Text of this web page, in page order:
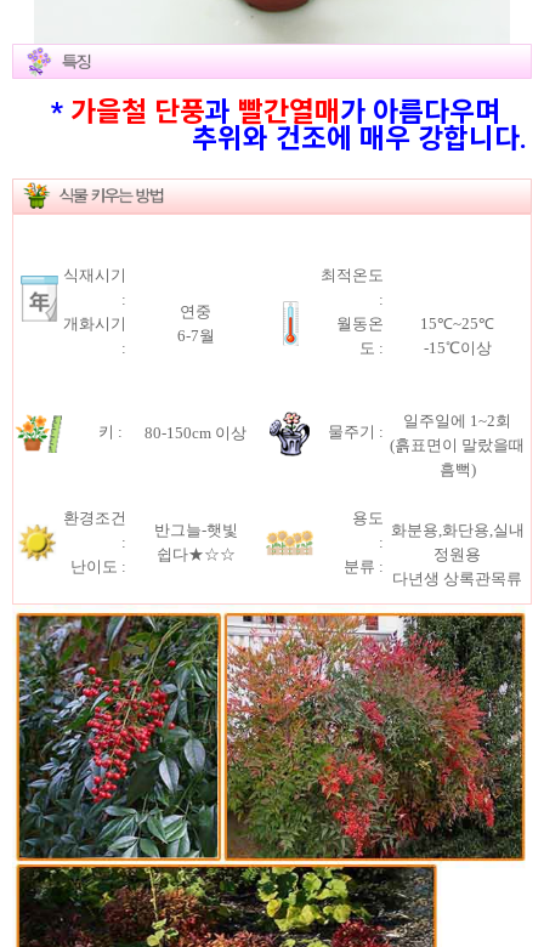
* 가을철 단풍과 빨간열매가 아름다우며
추위와 건조에 매우 강합니다.
식재시기
:
개화시기
:
연중
6-7월
최적온도
:
월동온
도 :
15℃~25℃
-15℃이상
키 : 80-150cm 이상 물주기 :
일주일에 1~2회
(흙표면이 말랐을때
흠뻑)
환경조건
:
난이도 :
반그늘-햇빛
쉽다★☆☆
용도
:
분류 :
화분용,화단용,실내
정원용
다년생 상록관목류